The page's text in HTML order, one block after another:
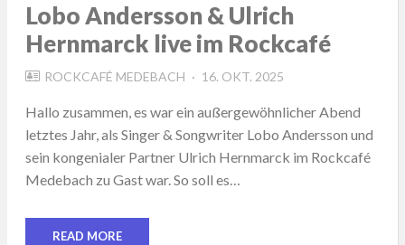
Lobo Andersson & Ulrich
Hernmarck live im Rockcafé
ROCKCAFÉ MEDEBACH
POSTED
16. OKT. 2025
Hallo zusammen, es war ein außergewöhnlicher Abend
letztes Jahr, als Singer & Songwriter Lobo Andersson und
sein kongenialer Partner Ulrich Hernmarck im Rockcafé
Medebach zu Gast war. So soll es…
READ MORE